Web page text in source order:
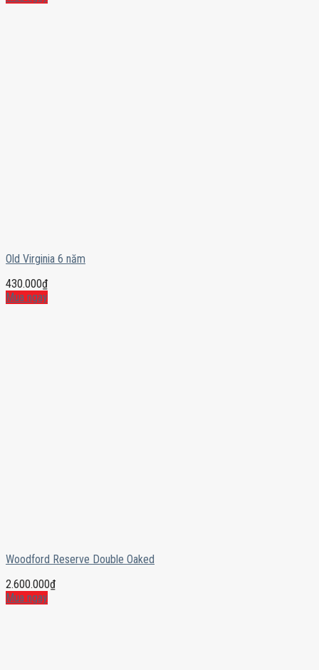
Old Virginia 6 năm
430.000₫
Mua ngay
Woodford Reserve Double Oaked
2.600.000₫
Mua ngay